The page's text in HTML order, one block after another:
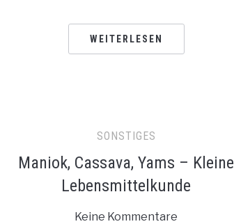
WEITERLESEN
SONSTIGES
Maniok, Cassava, Yams – Kleine
Lebensmittelkunde
Keine Kommentare